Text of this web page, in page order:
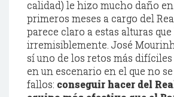
calidad) le hizo mucho daño
primeros meses a cargo del
parece claro a estas alturas
irremisiblemente. José
sí uno de los retos más
en un escenario en el que no
fallos: conseguir hacer del